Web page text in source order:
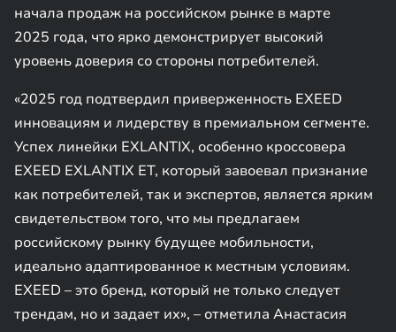
начала продаж на российском рынке в марте
2025 года, что ярко демонстрирует высокий
уровень доверия со стороны потребителей.
«2025 год подтвердил приверженность EXEED
инновациям и лидерству в премиальном сегменте.
Успех линейки EXLANTIX, особенно кроссовера
EXEED EXLANTIX ET, который завоевал признание
как потребителей, так и экспертов, является ярким
свидетельством того, что мы предлагаем
российскому рынку будущее мобильности,
идеально адаптированное к местным условиям.
EXEED – это бренд, который не только следует
трендам, но и задает их», – отметила Анастасия